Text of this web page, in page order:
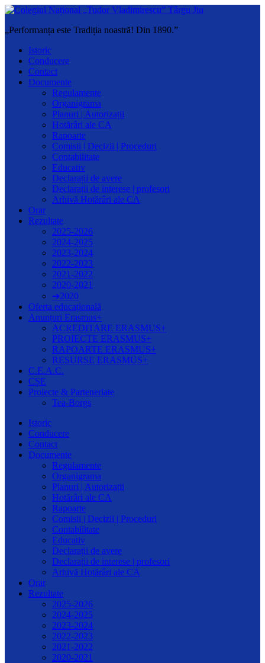
„Performanța este Tradiția noastră! Din 1890.”
Istoric
Conducere
Contact
Documente
Regulamente
Organigrama
Planuri | Autorizații
Hotărâri ale CA
Rapoarte
Comisii | Decizii | Proceduri
Contabilitate
Educativ
Declarații de avere
Declarații de interese | profesori
Arhivă Hotărâri ale CA
Orar
Rezultate
2025-2026
2024-2025
2023-2024
2022-2023
2021-2022
2020-2021
➔2020
Oferta educațională
Anunțuri Erasmus+
ACREDITARE ERASMUS+
PROIECTE ERASMUS+
RAPOARTE ERASMUS+
RESURSE ERASMUS+
C.E.A.C.
CȘE
Proiecte & Parteneriate
Tea-Borgs
Istoric
Conducere
Contact
Documente
Regulamente
Organigrama
Planuri | Autorizații
Hotărâri ale CA
Rapoarte
Comisii | Decizii | Proceduri
Contabilitate
Educativ
Declarații de avere
Declarații de interese | profesori
Arhivă Hotărâri ale CA
Orar
Rezultate
2025-2026
2024-2025
2023-2024
2022-2023
2021-2022
2020-2021